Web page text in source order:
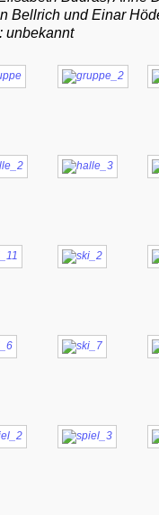
Bellrich und Einar
unbekannt